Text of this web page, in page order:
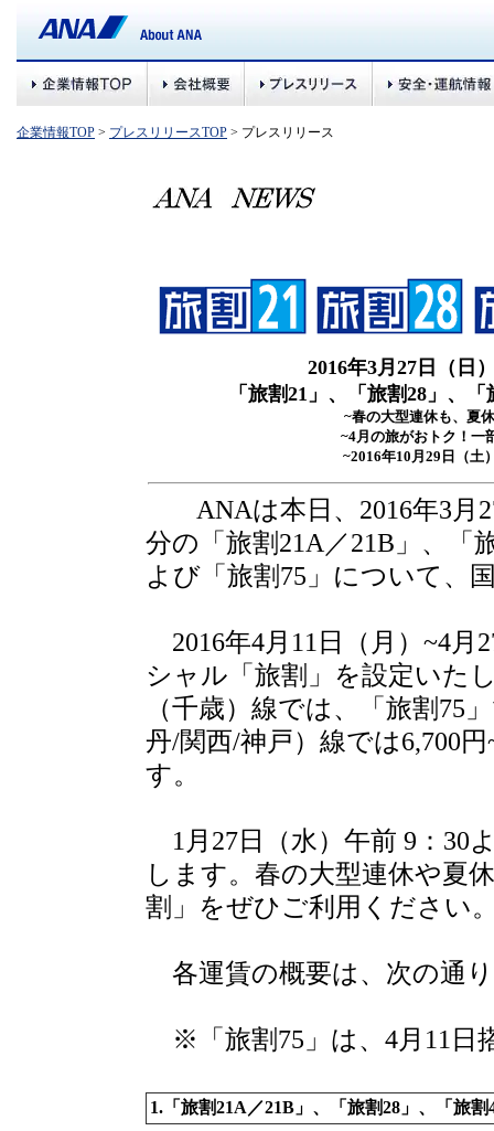
企業情報TOP > プレスリリースTOP > プレスリリース
2016年3月27日（日
「旅割21」、「旅割28」、
~春の大型連休も、夏
~4月の旅がおトク！一
~2016年10月29日（土
ANAは本日、2016年3月
分の「旅割21A／21B」、「
よび「旅割75」について、
2016年4月11日（月）~4月
シャル「旅割」を設定いた
（千歳）線では、「旅割75
丹/関西/神戸）線では6,700
す。
1月27日（水）午前 9：30
します。春の大型連休や夏
割」をぜひご利用ください
各運賃の概要は、次の通
※「旅割75」は、4月11日
1.「旅割21A／21B」、「旅割28」、「旅